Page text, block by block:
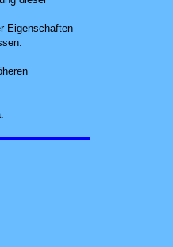
Eigenschaften